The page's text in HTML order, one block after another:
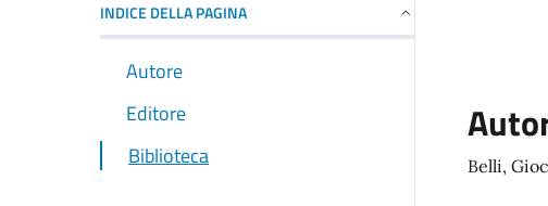
INDICE DELLA PAGINA
Autore
Editore
Biblioteca
Belli,